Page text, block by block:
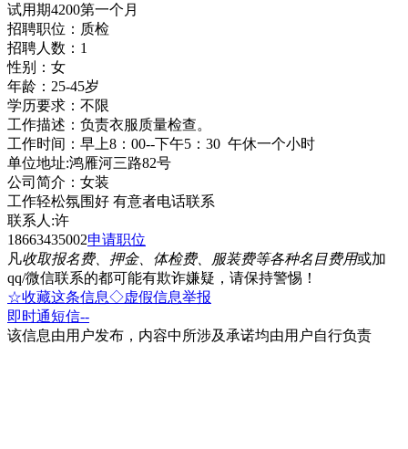
试用期4200第一个月
招聘职位：质检
招聘人数：1
性别：女
年龄：25-45岁
学历要求：不限
工作描述：负责衣服质量检查。
工作时间：早上8：00--下午5：30 午休一个小时
单位地址:鸿雁河三路82号
公司简介：女装
工作轻松氛围好 有意者电话联系
联系人:许
18663435002申请职位
凡收取报名费、押金、体检费、服装费等各种名目费用或加
qq/微信联系的都可能有欺诈嫌疑，请保持警惕！
☆收藏这条信息◇虚假信息举报
即时通短信--
该信息由用户发布，内容中所涉及承诺均由用户自行负责